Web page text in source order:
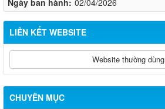
Ngày ban hành: 02/04/2026
LIÊN KẾT WEBSITE
Website thường dùng
CHUYÊN MỤC